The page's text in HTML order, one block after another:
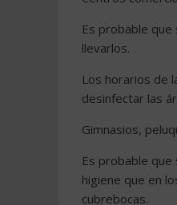
Es probable
llevarlos.
Los horarios de
desinfectar las
Gimnasios,
Es probable
higiene que en
cubrebocas.